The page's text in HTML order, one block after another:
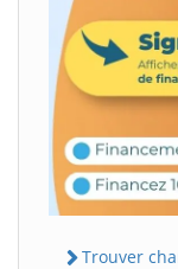
Trouver